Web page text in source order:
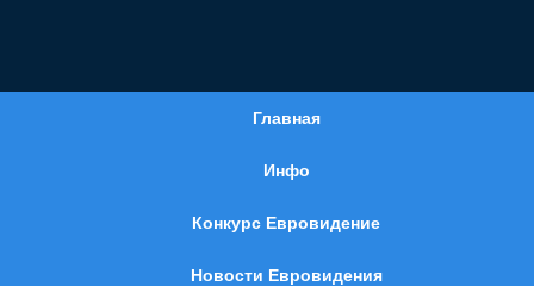
Главная
Инфо
Конкурс Евровидение
Новости Евровидения